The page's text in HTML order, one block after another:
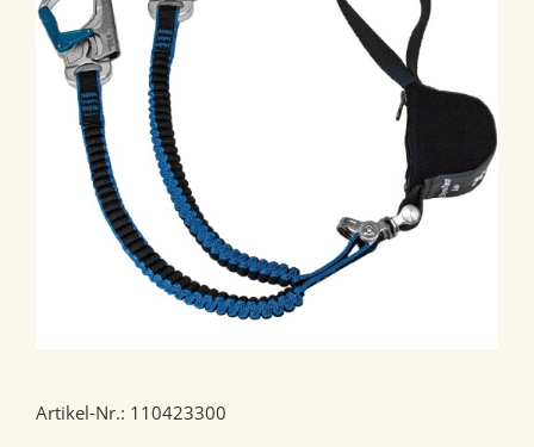
Artikel-Nr.: 110423300